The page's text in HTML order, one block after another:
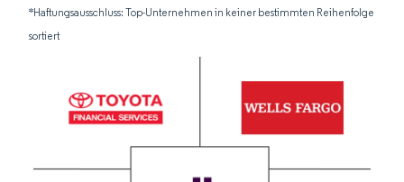
*Haftungsausschluss: Top-Unternehmen in keiner bestimmten Reihenfolge
sortiert